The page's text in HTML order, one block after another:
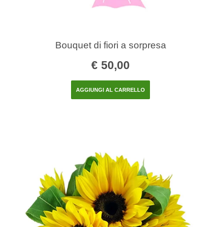
Bouquet di fiori a sorpresa
€ 50,00
AGGIUNGI AL CARRELLO